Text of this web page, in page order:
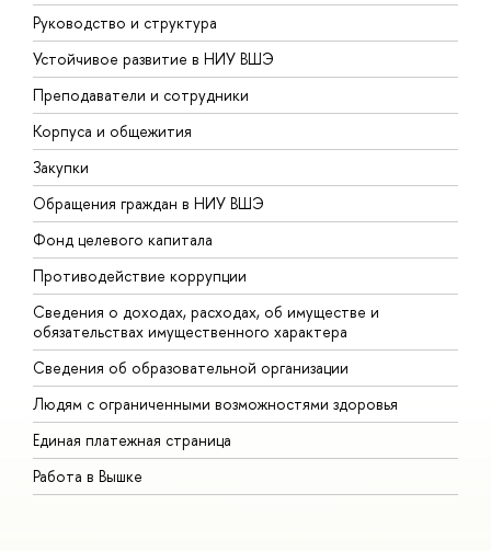
Руководство и структура
Устойчивое развитие в НИУ ВШЭ
Преподаватели и сотрудники
Корпуса и общежития
Закупки
Обращения граждан в НИУ ВШЭ
Фонд целевого капитала
Противодействие коррупции
Сведения о доходах, расходах, об имуществе и
обязательствах имущественного характера
Сведения об образовательной организации
Людям с ограниченными возможностями здоровья
Единая платежная страница
Работа в Вышке